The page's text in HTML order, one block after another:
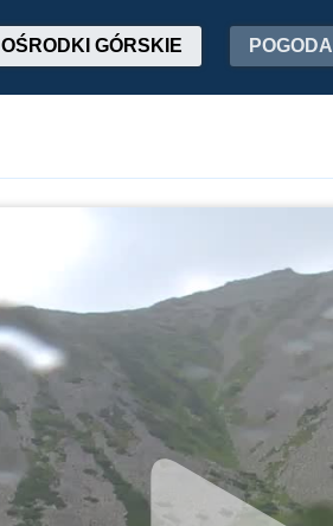
OŚRODKI GÓRSKIE POGODA